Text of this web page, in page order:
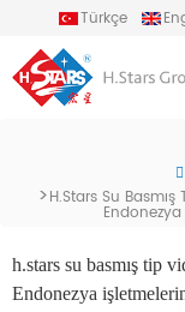
Türkçe
>H.stars Su
h.stars su basmış tip
Endonezya